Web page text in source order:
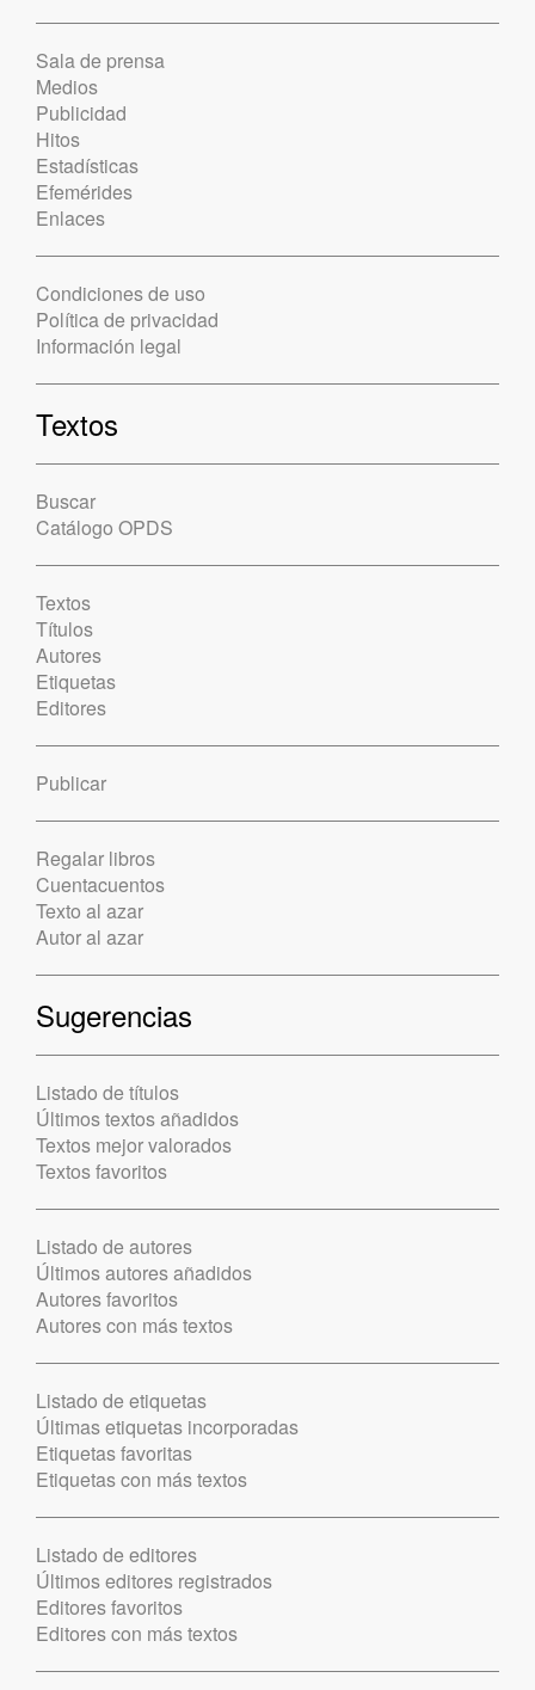
Sala de prensa
Medios
Publicidad
Hitos
Estadísticas
Efemérides
Enlaces
Condiciones de uso
Política de privacidad
Información legal
Textos
Buscar
Catálogo OPDS
Textos
Títulos
Autores
Etiquetas
Editores
Publicar
Regalar libros
Cuentacuentos
Texto al azar
Autor al azar
Sugerencias
Listado de títulos
Últimos textos añadidos
Textos mejor valorados
Textos favoritos
Listado de autores
Últimos autores añadidos
Autores favoritos
Autores con más textos
Listado de etiquetas
Últimas etiquetas incorporadas
Etiquetas favoritas
Etiquetas con más textos
Listado de editores
Últimos editores registrados
Editores favoritos
Editores con más textos